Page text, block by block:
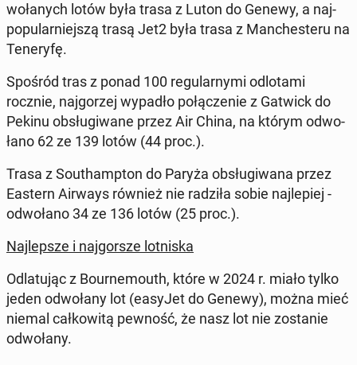
wo­ła­nych lotów była trasa z Luton do Genewy, a naj­
po­pu­lar­niej­szą trasą Jet2 była trasa z Man­che­ste­ru na
Te­ne­ry­fę.
Spośród tras z ponad 100 re­gu­lar­ny­mi od­lo­ta­mi
rocznie, naj­go­rzej wypadło po­łą­cze­nie z Gatwick do
Pekinu ob­słu­gi­wa­ne przez Air China, na którym od­wo­
ła­no 62 ze 139 lotów (44 proc.).
Trasa z So­uthamp­ton do Paryża ob­słu­gi­wa­na przez
Eastern Airways również nie radziła sobie naj­le­piej -
od­wo­ła­no 34 ze 136 lotów (25 proc.).
Naj­lep­sze i naj­gor­sze lot­ni­ska
Od­la­tu­jąc z Bo­ur­ne­mo­uth, które w 2024 r. miało tylko
jeden od­wo­ła­ny lot (easyJet do Genewy), można mieć
niemal cał­ko­wi­tą pewność, że nasz lot nie zo­sta­nie
od­wo­ła­ny.